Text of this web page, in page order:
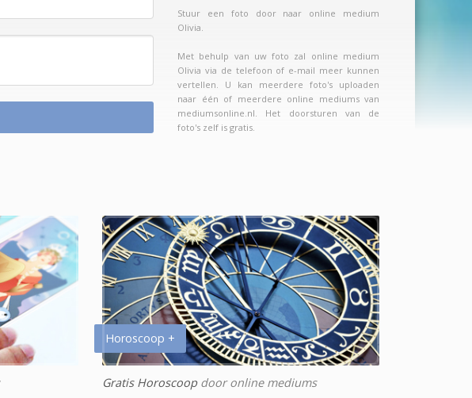
Stuur een foto door naar online medium
Olivia.
Met behulp van uw foto zal online medium
Olivia via de telefoon of e-mail meer kunnen
vertellen. U kan meerdere foto's uploaden
naar één of meerdere online mediums van
mediumsonline.nl. Het doorsturen van de
foto's zelf is gratis.
Horoscoop +
Gratis Horoscoopdoor online mediums